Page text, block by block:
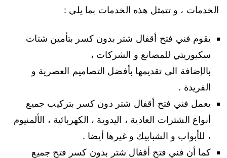
الخدمات ، و تتمثل هذه الخدمات بما يلي :
يقوم فني فتح أقفال شتر بدون كسر بتأمين شتات
سكيوريتي للمصانع و الشركات ،
بالإضافة الى تقديمها بأفضل التصاميم العصرية و
الفريدة .
يعمل فني فتح أقفال شتر دون كسر بتركيب جميع
أنواع الشترات العادية ، اليدوية ، الكهربائية ، الألمنيوم
، للأبواب و الشبابيك و غيرها أيضا .
كما أن فني فتح أقفال شتر بدون كسر فتح جميع